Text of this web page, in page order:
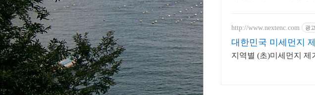
http://www.nextenc.com 광고
대한민국 미세먼지
지역별 (초)미세먼지 제